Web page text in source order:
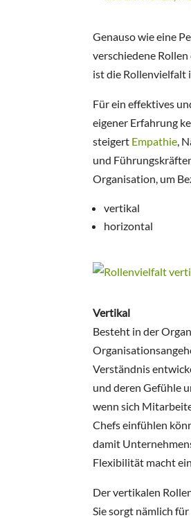
Genauso wie eine
verschiedene
ist die Rollenvielfalt
Für ein effektives
eigener Erfahrung
steigert Empathie ,
und
Organisation, um
vertikal
horizontal
Vertikal
Besteht in der
Verständnis
und deren Gefühle
wenn sich
Chefs einfühlen
damit
Flexibilität macht
Der vertikalen
Sie sorgt nämlich